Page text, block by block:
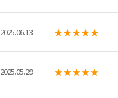
2025.06.13
2025.05.29